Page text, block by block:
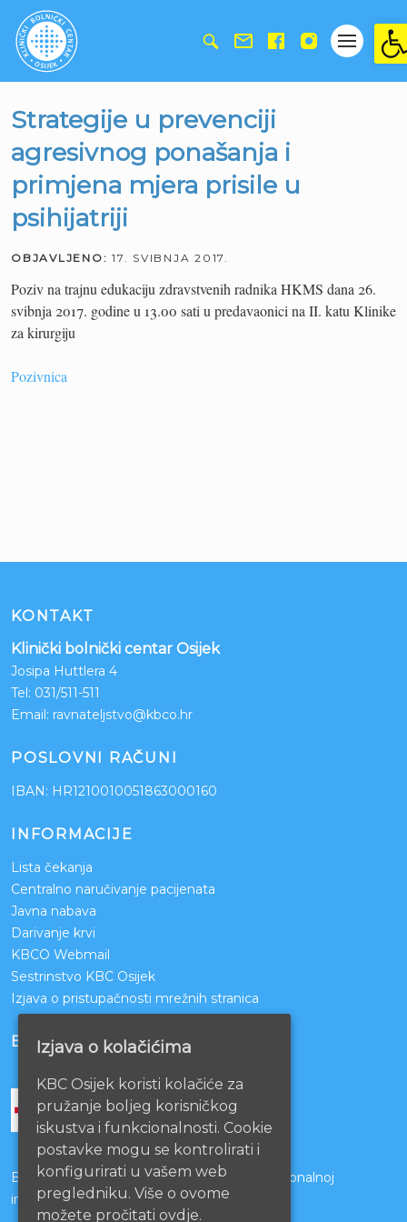
Strategije u prevenciji
agresivnog ponašanja i
primjena mjera prisile u
psihijatriji
OBJAVLJENO: 17. SVIBNJA 2017.
Poziv na trajnu edukaciju zdravstvenih radnika HKMS dana 26.
svibnja 2017. godine u 13.00 sati u predavaonici na II. katu Klinike
za kirurgiju
Pozivnica
KONTAKT
Klinički bolnički centar Osijek
Josipa Huttlera 4
Tel: 031/511-511
Email: ravnateljstvo@kbco.hr
POSLOVNI RAČUNI
IBAN: HR1210010051863000160
INFORMACIJE
Lista čekanja
Centralno naručivanje pacijenata
Javna nabava
Darivanje krvi
KBCO Webmail
Sestrinstvo KBC Osijek
Izjava o pristupačnosti mrežnih stranica
BOLNICE PARTNERI
Bolnice s kojima je potpisan ugovor o funkcionalnoj
integraciji
Izjava o kolačićima
KBC Osijek koristi kolačiće za
pružanje boljeg korisničkog
iskustva i funkcionalnosti. Cookie
postavke mogu se kontrolirati i
konfigurirati u vašem web
pregledniku. Više o ovome
možete pročitati ovdje.